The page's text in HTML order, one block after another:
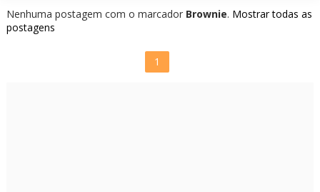
Nenhuma postagem com o marcador Brownie. Mostrar todas as
postagens
1